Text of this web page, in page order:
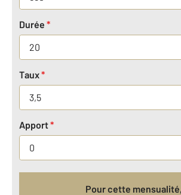
Durée *
Taux*
Apport*
Pour cette mensualité,